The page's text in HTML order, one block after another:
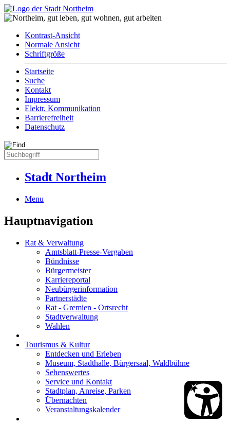
Kontrast-Ansicht
Normale Ansicht
Schriftgröße
Startseite
Suche
Kontakt
Impressum
Elektr. Kommunikation
Barrierefreiheit
Datenschutz
Stadt Northeim
Menu
Hauptnavigation
Rat & Verwaltung
Amtsblatt-Presse-Vergaben
Bündnisse
Bürgermeister
Karriereportal
Neubürgerinformation
Partnerstädte
Rat - Gremien - Ortsrecht
Stadtverwaltung
Wahlen
Tourismus & Kultur
Entdecken und Erleben
Museum, Stadthalle, Bürgersaal, Waldbühne
Sehenswertes
Service und Kontakt
Stadtplan, Anreise, Parken
Übernachten
Veranstaltungskalender